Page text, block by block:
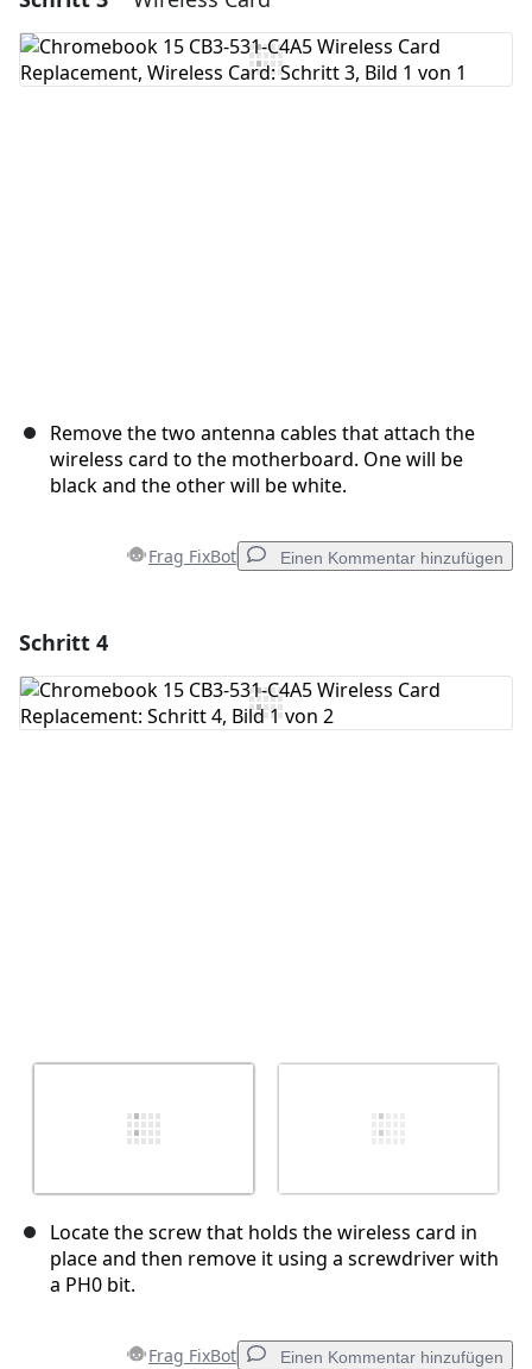
Remove the two antenna cables that attach the
wireless card to the motherboard. One will be
black and the other will be white.
Frag FixBot Einen Kommentar hinzufügen
Kommentar hinzufügen
Schritt 4
Locate the screw that holds the wireless card in
place and then remove it using a screwdriver with
a PH0 bit.
Frag FixBot Einen Kommentar hinzufügen